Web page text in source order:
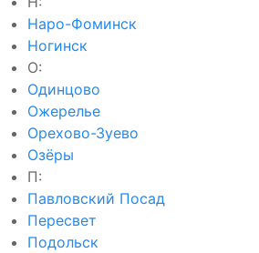
Наро-Фоминск
Ногинск
О:
Одинцово
Ожерелье
Орехово-Зуево
Озёры
П:
Павловский Посад
Пересвет
Подольск